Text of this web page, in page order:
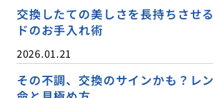
交換したての美しさを長持ちさせ
ドのお手入れ術
2026.01.21
その不調、交換のサインかも？レ